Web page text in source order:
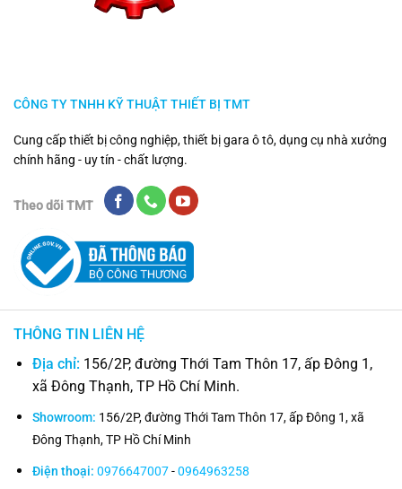
CÔNG TY TNHH KỸ THUẬT THIẾT BỊ TMT
Cung cấp thiết bị công nghiệp, thiết bị gara ô tô, dụng cụ nhà xưởng
chính hãng - uy tín - chất lượng.
Theo dõi TMT
THÔNG TIN LIÊN HỆ
Địa chỉ: 156/2P, đường Thới Tam Thôn 17, ấp Đông 1,
xã Đông Thạnh, TP Hồ Chí Minh.
Showroom: 156/2P, đường Thới Tam Thôn 17, ấp Đông 1, xã
Đông Thạnh, TP Hồ Chí Minh
Điện thoại: 0976647007-0964963258